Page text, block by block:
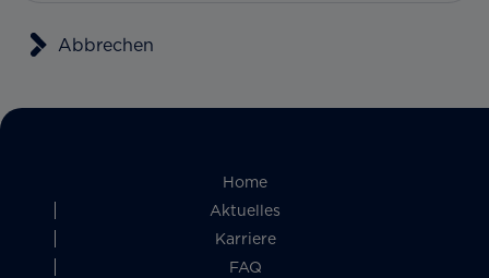
Abbrechen
Home
Aktuelles
Karriere
FAQ